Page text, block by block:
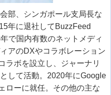
部、シンガポール支局長な
年に退社して BuzzFeed
年で国内有数のネットメディ
アのDXやコラボレーション
ラボを設立し、ジャーナリ
して活動。 2020年にGoogle
ローに就任。その他の主な